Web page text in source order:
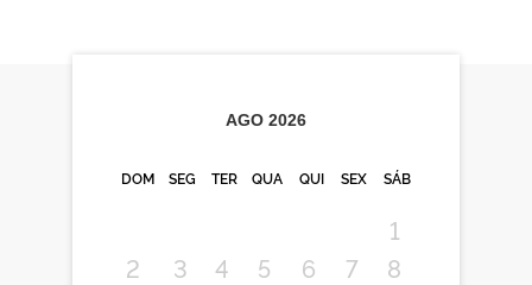
AGO 2026
DOM SEG TER QUA QUI SEX SÁB
1
2
3 4 5 6 7
8